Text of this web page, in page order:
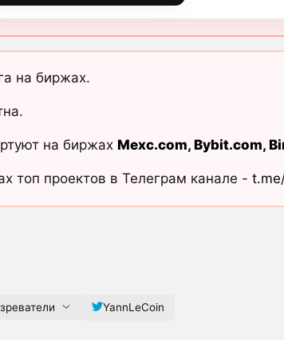
на биржах.
на биржах Mexc.com, Bybit.com,
топ проектов в Телеграм канале -
YannLeCoin